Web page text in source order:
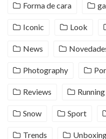
Forma de cara
Iconic Look
News
Photography
Reviews Running
Snow Sport
Trends